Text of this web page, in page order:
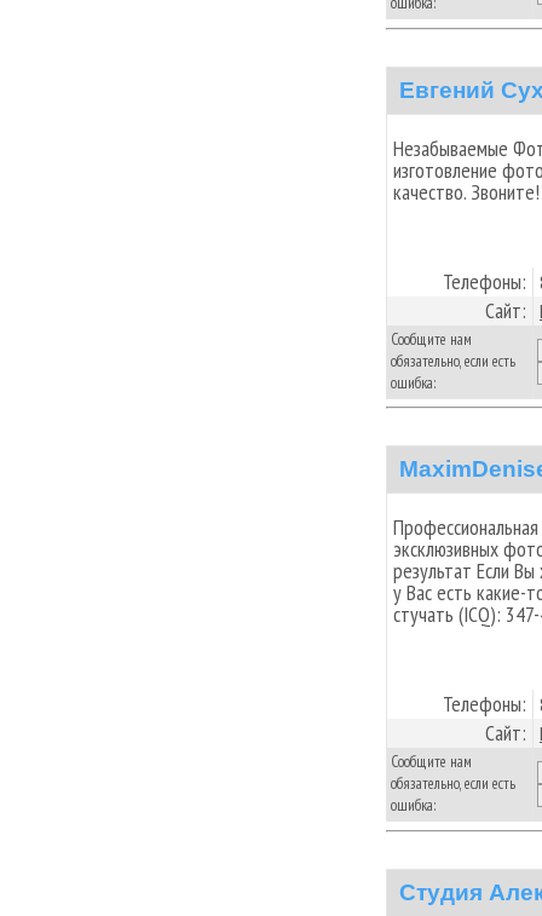
Евгений
Незабываемые
изготовление
качество. Звоните!
Телефоны:
Сайт:
Сообщите нам
обязательно, если есть
ошибка:
эксклюзивных
результат Если
у Вас есть какие-
стучать (ICQ):
Телефоны:
Сайт:
Сообщите нам
обязательно, если есть
ошибка:
Студия